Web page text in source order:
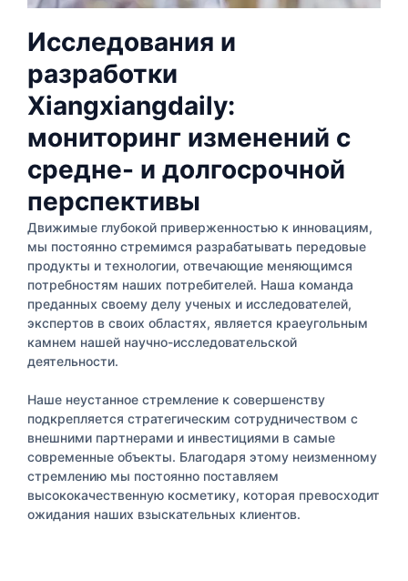
Исследования и
разработки
Xiangxiangdaily:
мониторинг изменений с
средне- и долгосрочной
перспективы
Движимые глубокой приверженностью к инновациям,
мы постоянно стремимся разрабатывать передовые
продукты и технологии, отвечающие меняющимся
потребностям наших потребителей. Наша команда
преданных своему делу ученых и исследователей,
экспертов в своих областях, является краеугольным
камнем нашей научно-исследовательской
деятельности.
Наше неустанное стремление к совершенству
подкрепляется стратегическим сотрудничеством с
внешними партнерами и инвестициями в самые
современные объекты. Благодаря этому неизменному
стремлению мы постоянно поставляем
высококачественную косметику, которая превосходит
ожидания наших взыскательных клиентов.